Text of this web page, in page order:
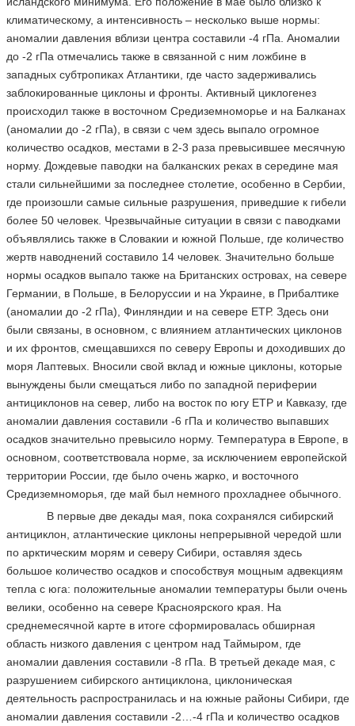
климатическому, а интенсивность – несколько выше нормы:
аномалии давления вблизи центра составили -4 гПа. Аномалии
до -2 гПа отмечались также в связанной с ним ложбине в
западных субтропиках Атлантики, где часто задерживались
заблокированные циклоны и фронты. Активный циклогенез
происходил также в восточном Средиземноморье и на Балканах
(аномалии до -2 гПа), в связи с чем здесь выпало огромное
количество осадков, местами в 2-3 раза превысившее месячную
норму. Дождевые паводки на балканских реках в середине мая
стали сильнейшими за последнее столетие, особенно в Сербии,
где произошли самые сильные разрушения, приведшие к гибели
более 50 человек. Чрезвычайные ситуации в связи с паводками
объявлялись также в Словакии и южной Польше, где количество
жертв наводнений составило 14 человек. Значительно больше
нормы осадков выпало также на Британских островах, на севере
Германии, в Польше, в Белоруссии и на Украине, в Прибалтике
(аномалии до -2 гПа), Финляндии и на севере ЕТР. Здесь они
были связаны, в основном, с влиянием атлантических циклонов
и их фронтов, смещавшихся по северу Европы и доходивших до
моря Лаптевых. Вносили свой вклад и южные циклоны, которые
вынуждены были смещаться либо по западной периферии
антициклонов на север, либо на восток по югу ЕТР и Кавказу, где
аномалии давления составили -6 гПа и количество выпавших
осадков значительно превысило норму. Температура в Европе, в
основном, соответствовала норме, за исключением европейской
территории России, где было очень жарко, и восточного
Средиземноморья, где май был немного прохладнее обычного.
В первые две декады мая, пока сохранялся сибирский
антициклон, атлантические циклоны непрерывной чередой шли
по арктическим морям и северу Сибири, оставляя здесь
большое количество осадков и способствуя мощным адвекциям
тепла с юга: положительные аномалии температуры были очень
велики, особенно на севере Красноярского края. На
среднемесячной карте в итоге сформировалась обширная
область низкого давления с центром над Таймыром, где
аномалии давления составили -8 гПа. В третьей декаде мая, с
разрушением сибирского антициклона, циклоническая
деятельность распространилась и на южные районы Сибири, где
аномалии давления составили -2…-4 гПа и количество осадков